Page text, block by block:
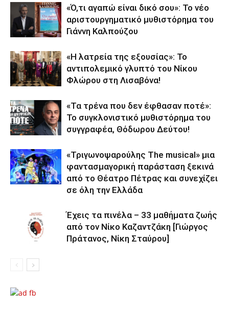
«Ό,τι αγαπώ είναι δικό σου»: Το νέο
αριστουργηματικό μυθιστόρημα του
Γιάννη Καλπούζου
«Η λατρεία της εξουσίας»: Το
αντιπολεμικό γλυπτό του Νίκου
Φλώρου στη Λισαβόνα!
«Τα τρένα που δεν έφθασαν ποτέ»:
Το συγκλονιστικό μυθιστόρημα του
συγγραφέα, Θόδωρου Δεύτου!
«Τριγωνοψαρούλης The musical» μια
φαντασμαγορική παράσταση ξεκινά
από το Θέατρο Πέτρας και συνεχίζει
σε όλη την Ελλάδα
Έχεις τα πινέλα – 33 μαθήματα ζωής
από τον Νίκο Καζαντζάκη [Γιώργος
Πράτανος, Νίκη Σταύρου]